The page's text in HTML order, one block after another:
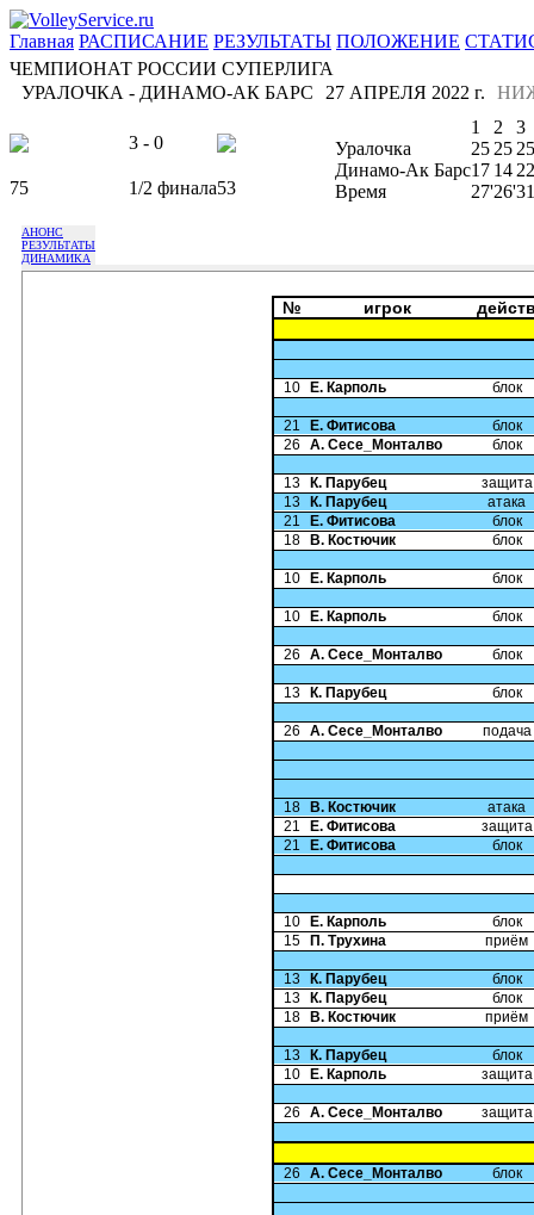
Главная РАСПИСАНИЕ РЕЗУЛЬТАТЫ ПОЛОЖЕНИЕ
ЧЕМПИОНАТ РОССИИ СУПЕРЛИГА
УРАЛОЧКА - ДИНАМО-АК БАРС
27 АПРЕЛЯ 2022 г.
3 - 0
75 1/2 финала53
1 2
3
Уралочка
25 25 25
Динамо-Ак Барс17 14 22
Время
27'26'
АНОНС
РЕЗУЛЬТАТЫ
ДИНАМИКА
№ игрок
10 Е. Карполь блок
21 Е. Фитисова
блок
26
А. Сесе_Монталво блок
13 К. Парубец
защита
13
К. Парубец
атака
21
Е. Фитисова
блок
18
В. Костючик блок
10 Е. Карполь блок
10 Е. Карполь блок
26 А. Сесе_Монталво блок
13 К. Парубец блок
26 А. Сесе_Монталво подача
18 В. Костючик
атака
21
Е. Фитисова
защита
21
Е. Фитисова блок
10 Е. Карполь
блок
15
П. Трухина приём
13 К. Парубец
блок
13
К. Парубец
блок
18
В. Костючик приём
13 К. Парубец
блок
10
Е. Карполь защита
26 А. Сесе_Монталво защита
26 А. Сесе_Монталво блок